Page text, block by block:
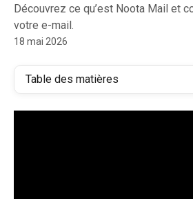
Découvrez ce qu’est Noota Mail et
votre e-mail.
18 mai 2026
Table des matières